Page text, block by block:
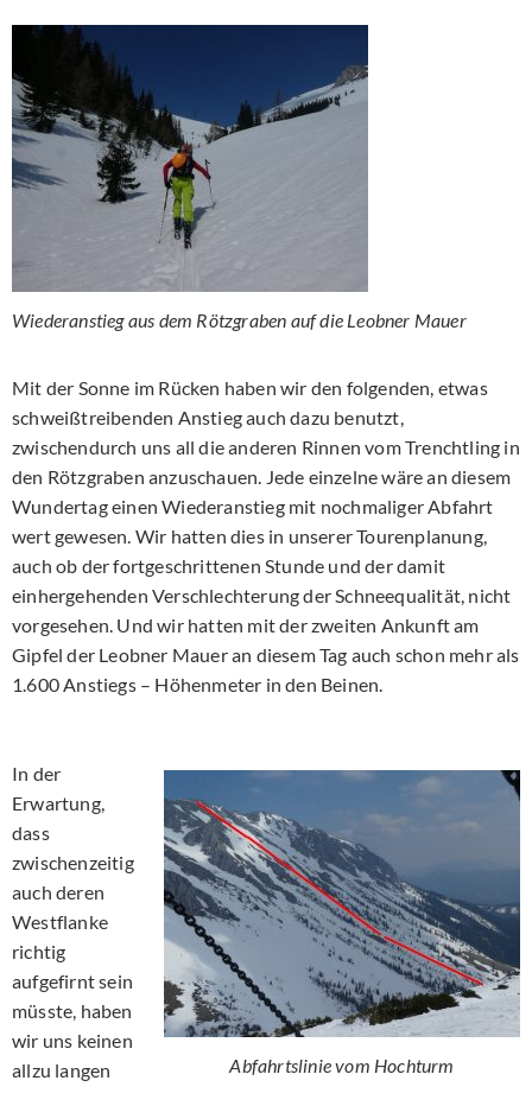
Wiederanstieg aus dem Rötzgraben auf die Leobner Mauer
Mit der Sonne im Rücken haben wir den folgenden, etwas
schweißtreibenden Anstieg auch dazu benutzt,
zwischendurch uns all die anderen Rinnen vom Trenchtling in
den Rötzgraben anzuschauen. Jede einzelne wäre an diesem
Wundertag einen Wiederanstieg mit nochmaliger Abfahrt
wert gewesen. Wir hatten dies in unserer Tourenplanung,
auch ob der fortgeschrittenen Stunde und der damit
einhergehenden Verschlechterung der Schneequalität, nicht
vorgesehen. Und wir hatten mit der zweiten Ankunft am
Gipfel der Leobner Mauer an diesem Tag auch schon mehr als
1.600 Anstiegs – Höhenmeter in den Beinen.
Abfahrtslinie vom Hochturm
In der
Erwartung,
dass
zwischenzeitig
auch deren
Westflanke
richtig
aufgefirnt sein
müsste, haben
wir uns keinen
allzu langen